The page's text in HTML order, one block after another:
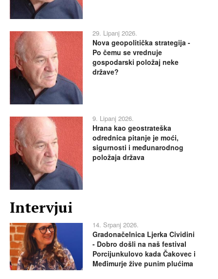
29. Lipanj 2026.
Nova geopolitička strategija -
Po čemu se vrednuje
gospodarski položaj neke
države?
9. Lipanj 2026.
Hrana kao geostrateška
odrednica pitanje je moći,
sigurnosti i međunarodnog
položaja država
Intervjui
14. Srpanj 2026.
Gradonačelnica Ljerka Cividini
- Dobro došli na naš festival
Porcijunkulovo kada Čakovec i
Međimurje žive punim plućima